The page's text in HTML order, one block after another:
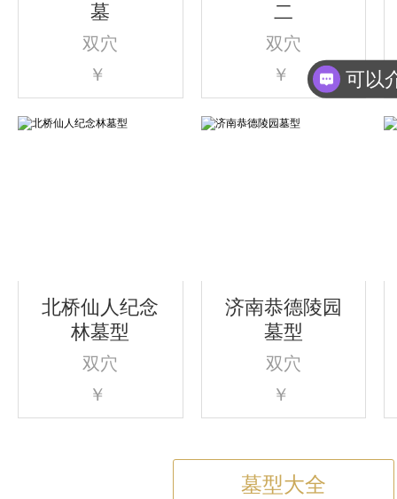
墓
双穴
￥
二
双穴
￥
北桥仙人纪念
林墓型
双穴
￥
济南恭德陵园
墓型
双穴
￥
墓型大全